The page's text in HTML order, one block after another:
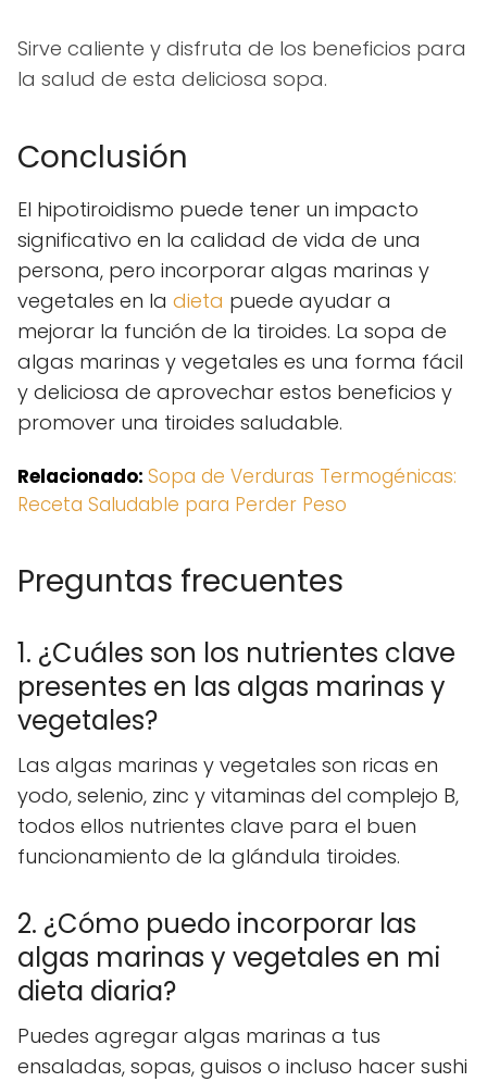
Sirve caliente y disfruta de los beneficios para
la salud de esta deliciosa sopa.
Conclusión
El hipotiroidismo puede tener un impacto
significativo en la calidad de vida de una
persona, pero incorporar algas marinas y
vegetales en la dieta puede ayudar a
mejorar la función de la tiroides. La sopa de
algas marinas y vegetales es una forma fácil
y deliciosa de aprovechar estos beneficios y
promover una tiroides saludable.
Relacionado: Sopa de Verduras Termogénicas:
Receta Saludable para Perder Peso
Preguntas frecuentes
1. ¿Cuáles son los nutrientes clave
presentes en las algas marinas y
vegetales?
Las algas marinas y vegetales son ricas en
yodo, selenio, zinc y vitaminas del complejo B,
todos ellos nutrientes clave para el buen
funcionamiento de la glándula tiroides.
2. ¿Cómo puedo incorporar las
algas marinas y vegetales en mi
dieta diaria?
Puedes agregar algas marinas a tus
ensaladas, sopas, guisos o incluso hacer sushi